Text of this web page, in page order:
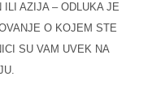
AZIJA – ODLUKA JE
O KOJEM STE
SU VAM UVEK NA